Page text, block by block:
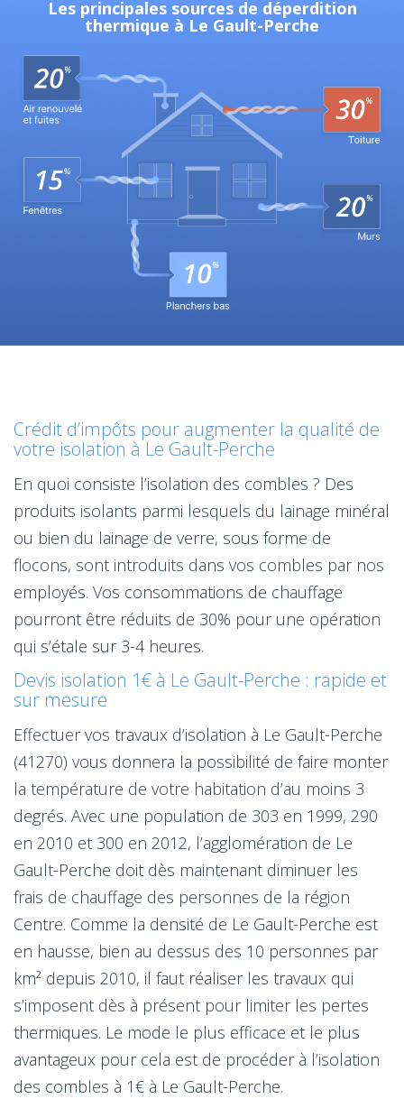
Les principales sources de déperdition
thermique à Le Gault-Perche
Crédit d’impôts pour augmenter la qualité de
votre isolation à Le Gault-Perche
En quoi consiste l’isolation des combles ? Des
produits isolants parmi lesquels du lainage minéral
ou bien du lainage de verre, sous forme de
flocons, sont introduits dans vos combles par nos
employés. Vos consommations de chauffage
pourront être réduits de 30% pour une opération
qui s’étale sur 3-4 heures.
Devis isolation 1€ à Le Gault-Perche : rapide et
sur mesure
Effectuer vos travaux d’isolation à Le Gault-Perche
(41270) vous donnera la possibilité de faire monter
la température de votre habitation d’au moins 3
degrés. Avec une population de 303 en 1999, 290
en 2010 et 300 en 2012, l’agglomération de Le
Gault-Perche doit dès maintenant diminuer les
frais de chauffage des personnes de la région
Centre. Comme la densité de Le Gault-Perche est
en hausse, bien au dessus des 10 personnes par
km² depuis 2010, il faut réaliser les travaux qui
s’imposent dès à présent pour limiter les pertes
thermiques. Le mode le plus efficace et le plus
avantageux pour cela est de procéder à l’isolation
des combles à 1€ à Le Gault-Perche.